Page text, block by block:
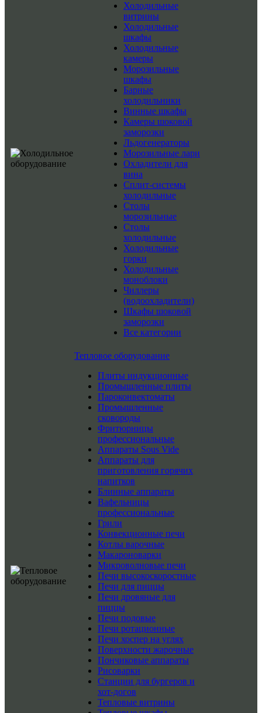
Холодильные
витрины
Холодильные
шкафы
Холодильные
камеры
Морозильные
шкафы
Барные
холодильники
Винные шкафы
Камеры шоковой
заморозки
Льдогенераторы
Морозильные лари
Охладители для
вина
Сплит-системы
холодильные
Столы
морозильные
Столы
холодильные
Холодильные
горки
Холодильные
моноблоки
Чиллеры
(водоохладители)
Шкафы шоковой
заморозки
Все категории
Тепловое оборудование
Плиты индукционные
Промышленные плиты
Пароконвектоматы
Промышленные
сковороды
Фритюрницы
профессиональные
Аппараты Sous Vide
Аппараты для
приготовления горячих
напитков
Блинные аппараты
Вафельницы
профессиональные
Грили
Конвекционные печи
Котлы варочные
Макароноварки
Микроволновые печи
Печи высокоскоростные
Печи для пиццы
Печи дровяные для
пиццы
Печи подовые
Печи ротационные
Печи хоспер на углях
Поверхности жарочные
Пончиковые аппараты
Рисоварки
Станции для бургеров и
хот-догов
Тепловые витрины